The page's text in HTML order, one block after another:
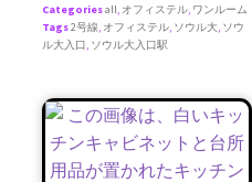
Categoriesall, オフィステル, ワンルーム
Tags2号線, オフィステル, ソウル大, ソウ
ル大入口, ソウル大入口駅